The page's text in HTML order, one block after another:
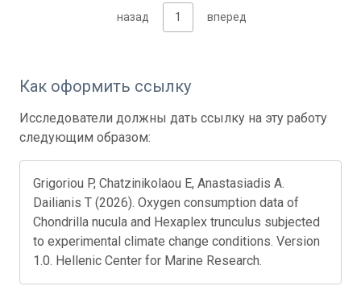
назад 1 вперед
Как оформить ссылку
Исследователи должны дать ссылку на эту работу
следующим образом:
Grigoriou P, Chatzinikolaou E, Anastasiadis A.
Dailianis T (2026). Oxygen consumption data of
Chondrilla nucula and Hexaplex trunculus subjected
to experimental climate change conditions. Version
1.0. Hellenic Center for Marine Research.